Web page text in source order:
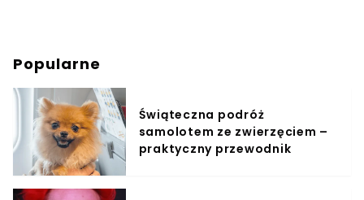
Popularne
Świąteczna podróż
samolotem ze zwierzęciem –
praktyczny przewodnik